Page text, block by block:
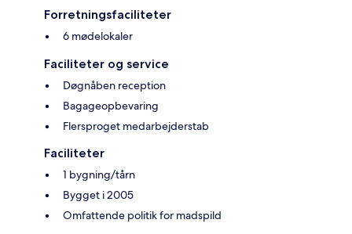
Forretningsfaciliteter
6 mødelokaler
Faciliteter og service
Døgnåben reception
Bagageopbevaring
Flersproget medarbejderstab
Faciliteter
1 bygning/tårn
Bygget i 2005
Omfattende politik for madspild